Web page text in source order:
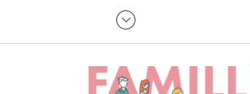
Panneau de gestion des cookies